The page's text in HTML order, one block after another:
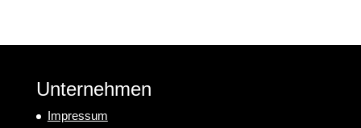
Unternehmen
Impressum